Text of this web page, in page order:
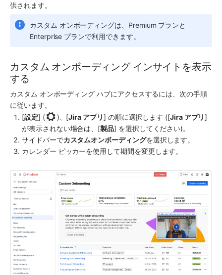
供されます。
カスタム オンボーディングは、Premium プランと
Enterprise プランで利用できます。
カスタム オンボーディング インサイトを表示
する
カスタム オンボーディング ハブにアクセスするには、次の手順
に従います。
[設定] ( )、[Jira アプリ] の順に選択します ([Jira アプリ]
が表示されない場合は、[製品] を選択してください)。
サイドバーでカスタムオンボーディングを選択します。
カレンダー ピッカーを使用して期間を変更します。